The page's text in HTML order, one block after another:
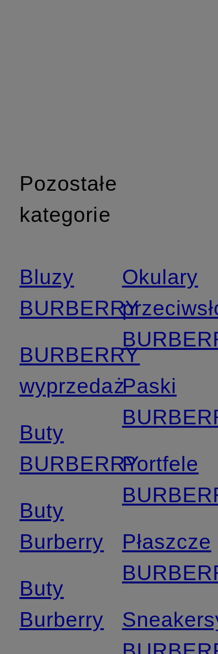
Pozostałe
kategorie
Bluzy
BURBERRY
BURBERRY
wyprzedaż
Buty
BURBERRY
Buty
Burberry
Buty
Burberry
Okulary
Paski
Portfele
Płaszcze